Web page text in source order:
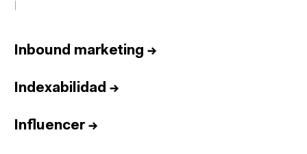
I
Inbound marketing →
Indexabilidad →
Influencer→